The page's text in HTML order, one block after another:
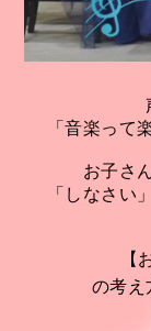
「音楽って
お子さ
「しなさい
【
の考え